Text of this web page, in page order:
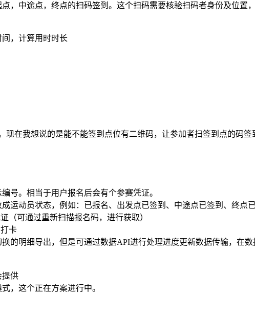
，中途点，终点的扫码签到。这个扫码需要核验扫码者身份及位
，计算用时时长
在我想说的是能不能签到点位有二维码，让参加者扫签到点的码
号。相当于用户报名后会有个参赛凭证。
运动员状态，例如：已报名、出发点已签到、中途点已签到、终点
（可通过重新扫描报名码，进行获取）
卡
的明细导出，但是可通过数据API进行处理进度更新数据传输，在数
提供
，这个正在方案进行中。